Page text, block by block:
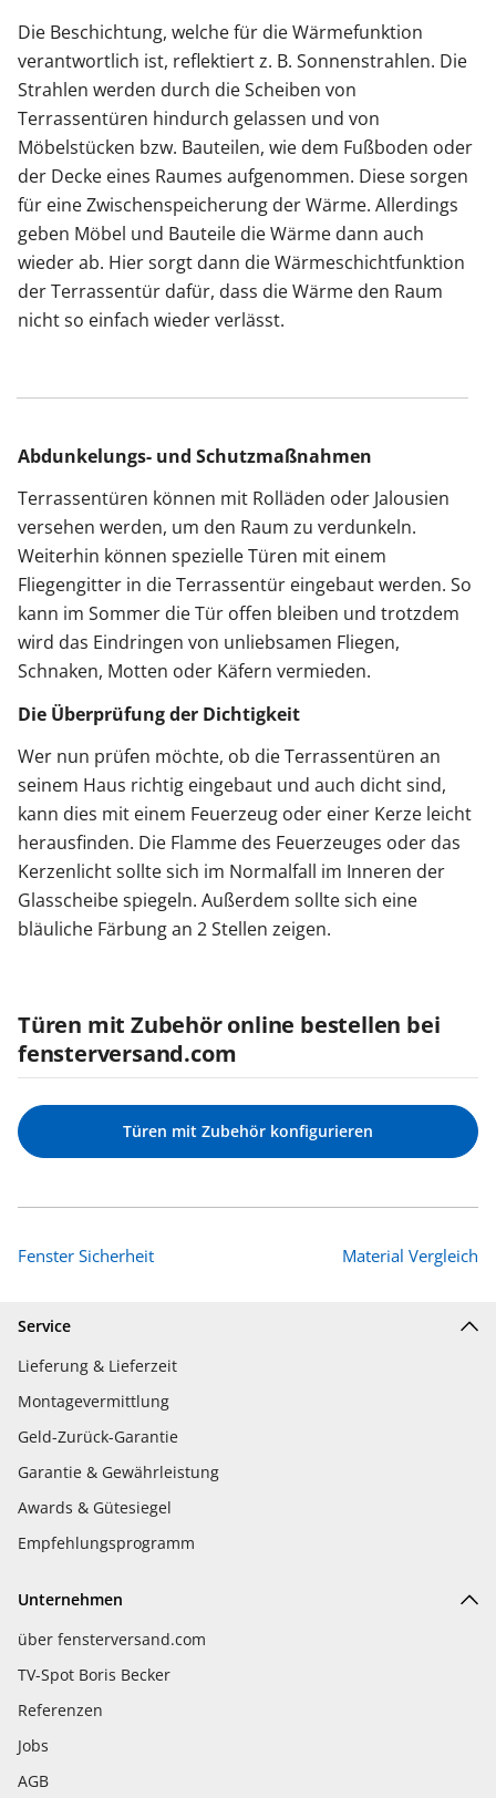
Die Beschichtung, welche für die Wärmefunktion
verantwortlich ist, reflektiert z. B. Sonnenstrahlen. Die
Strahlen werden durch die Scheiben von
Terrassentüren hindurch gelassen und von
Möbelstücken bzw. Bauteilen, wie dem Fußboden oder
der Decke eines Raumes aufgenommen. Diese sorgen
für eine Zwischenspeicherung der Wärme. Allerdings
geben Möbel und Bauteile die Wärme dann auch
wieder ab. Hier sorgt dann die Wärmeschichtfunktion
der Terrassentür dafür, dass die Wärme den Raum
nicht so einfach wieder verlässt.
Abdunkelungs- und Schutzmaßnahmen
Terrassentüren können mit Rolläden oder Jalousien
versehen werden, um den Raum zu verdunkeln.
Weiterhin können spezielle Türen mit einem
Fliegengitter in die Terrassentür eingebaut werden. So
kann im Sommer die Tür offen bleiben und trotzdem
wird das Eindringen von unliebsamen Fliegen,
Schnaken, Motten oder Käfern vermieden.
Die Überprüfung der Dichtigkeit
Wer nun prüfen möchte, ob die Terrassentüren an
seinem Haus richtig eingebaut und auch dicht sind,
kann dies mit einem Feuerzeug oder einer Kerze leicht
herausfinden. Die Flamme des Feuerzeuges oder das
Kerzenlicht sollte sich im Normalfall im Inneren der
Glasscheibe spiegeln. Außerdem sollte sich eine
bläuliche Färbung an 2 Stellen zeigen.
Türen mit Zubehör online bestellen bei
fensterversand.com
Türen mit Zubehör konfigurieren
Fenster Sicherheit Material Vergleich
Service
Lieferung & Lieferzeit
Montagevermittlung
Geld-Zurück-Garantie
Garantie & Gewährleistung
Awards & Gütesiegel
Empfehlungsprogramm
Unternehmen
über fensterversand.com
TV-Spot Boris Becker
Referenzen
Jobs
AGB